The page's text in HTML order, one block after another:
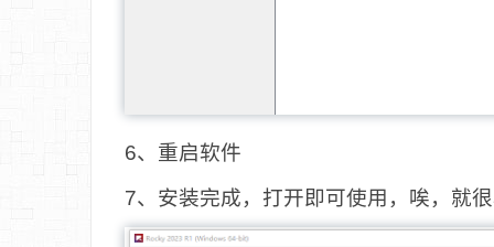
6、重启软件
7、安装完成，打开即可使用，唉，就